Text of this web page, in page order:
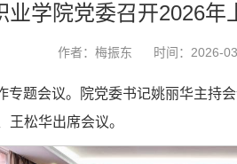
业学院党委召开2026
作者：梅振东 时间：2026-
题会议。院党委书记姚丽华主
松华出席会议。